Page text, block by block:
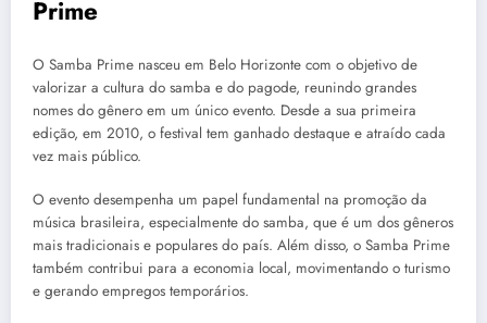
Prime
O Samba Prime nasceu em Belo Horizonte com o objetivo de
valorizar a cultura do samba e do pagode, reunindo grandes
nomes do gênero em um único evento. Desde a sua primeira
edição, em 2010, o festival tem ganhado destaque e atraído cada
vez mais público.
O evento desempenha um papel fundamental na promoção da
música brasileira, especialmente do samba, que é um dos gêneros
mais tradicionais e populares do país. Além disso, o Samba Prime
também contribui para a economia local, movimentando o turismo
e gerando empregos temporários.